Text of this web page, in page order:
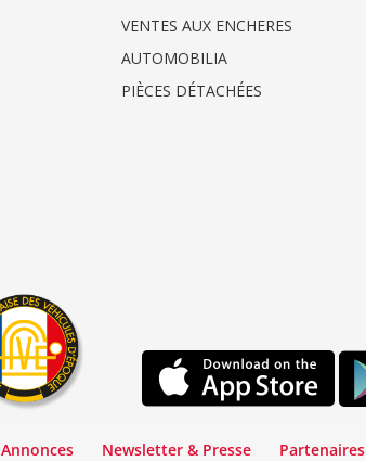
VENTES AUX ENCHERES
AUTOMOBILIA
PIÈCES DÉTACHÉES
Annonces Newsletter & Presse Partenaires